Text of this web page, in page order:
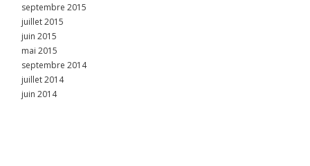
septembre 2015
juillet 2015
juin 2015
mai 2015
septembre 2014
juillet 2014
juin 2014